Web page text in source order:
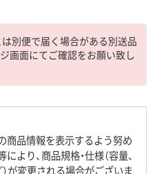
別便で届く場合がある別送品
画面にてご確認をお願い致し
商品情報を表示するよう努め
より、商品規格・仕様（容量、
が変更される場合がございま